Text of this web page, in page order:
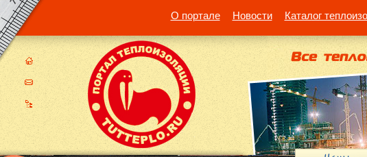
О портале Новости Каталог